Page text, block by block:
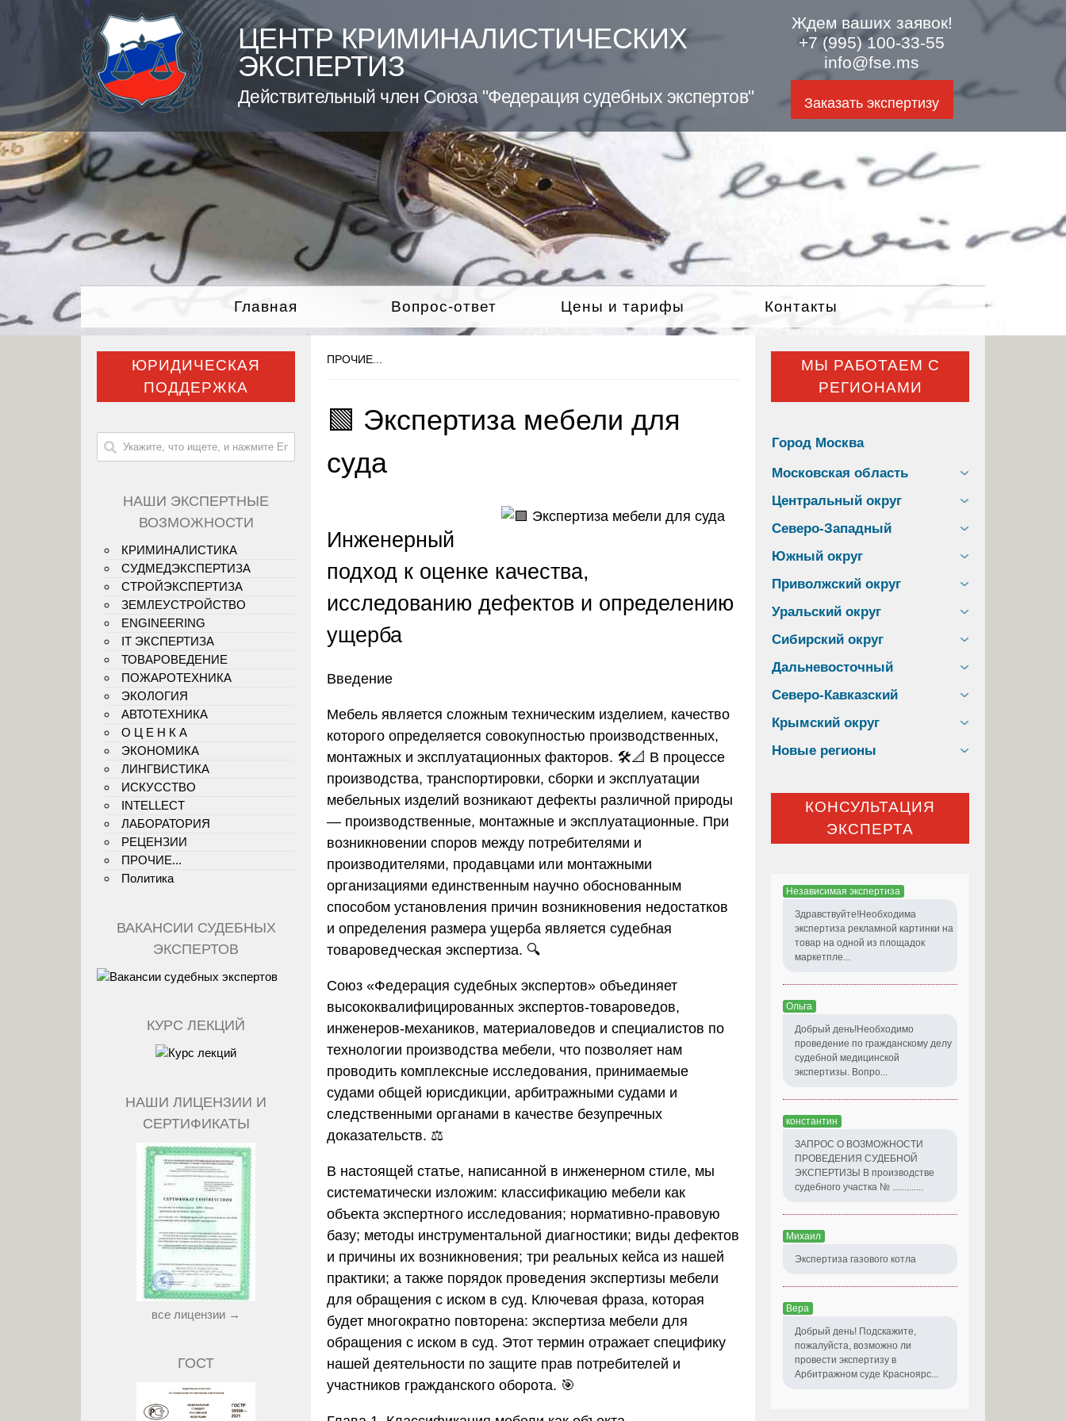
ЦЕНТР КРИМИНАЛИСТИЧЕСКИХ
ЭКСПЕРТИЗ
Действительный член Союза "Федерация судебных экспертов"
Ждем ваших заявок!
+7 (995) 100-33-55
info@fse.ms
Заказать экспертизу
Главная Вопрос-ответ Цены и тарифы Контакты
ПРОЧИЕ...
🟩 Экспертиза мебели для
суда
Инженерный
подход к оценке качества,
исследованию дефектов и определению
ущерба
Введение
Мебель является сложным техническим изделием, качество
которого определяется совокупностью производственных,
монтажных и эксплуатационных факторов. 🛠️📐 В процессе
производства, транспортировки, сборки и эксплуатации
мебельных изделий возникают дефекты различной природы
— производственные, монтажные и эксплуатационные. При
возникновении споров между потребителями и
производителями, продавцами или монтажными
организациями единственным научно обоснованным
способом установления причин возникновения недостатков
и определения размера ущерба является судебная
товароведческая экспертиза. 🔍
Союз «Федерация судебных экспертов» объединяет
высококвалифицированных экспертов-товароведов,
инженеров-механиков, материаловедов и специалистов по
технологии производства мебели, что позволяет нам
проводить комплексные исследования, принимаемые
судами общей юрисдикции, арбитражными судами и
следственными органами в качестве безупречных
доказательств. ⚖️
В настоящей статье, написанной в инженерном стиле, мы
систематически изложим: классификацию мебели как
объекта экспертного исследования; нормативно-правовую
базу; методы инструментальной диагностики; виды дефектов
и причины их возникновения; три реальных кейса из нашей
практики; а также порядок проведения экспертизы мебели
для обращения с иском в суд. Ключевая фраза, которая
будет многократно повторена: экспертиза мебели для
обращения с иском в суд. Этот термин отражает специфику
нашей деятельности по защите прав потребителей и
участников гражданского оборота. 🎯
ЮРИДИЧЕСКАЯ
ПОДДЕРЖКА
НАШИ ЭКСПЕРТНЫЕ
ВОЗМОЖНОСТИ
КРИМИНАЛИСТИКА
СУДМЕДЭКСПЕРТИЗА
СТРОЙЭКСПЕРТИЗА
ЗЕМЛЕУСТРОЙСТВО
ENGINEERING
IT ЭКСПЕРТИЗА
ТОВАРОВЕДЕНИЕ
ПОЖАРОТЕХНИКА
ЭКОЛОГИЯ
АВТОТЕХНИКА
О Ц Е Н К А
ЭКОНОМИКА
ЛИНГВИСТИКА
ИСКУССТВО
INTELLECT
ЛАБОРАТОРИЯ
РЕЦЕНЗИИ
ПРОЧИЕ...
Политика
ВАКАНСИИ СУДЕБНЫХ
ЭКСПЕРТОВ
КУРС ЛЕКЦИЙ
НАШИ ЛИЦЕНЗИИ И
СЕРТИФИКАТЫ
все лицензии →
ГОСТ
МЫ РАБОТАЕМ С
РЕГИОНАМИ
Город Москва
Московская область
Центральный округ
Северо-Западный
Южный округ
Приволжский округ
Уральский округ
Сибирский округ
Дальневосточный
Северо-Кавказский
Крымский округ
Новые регионы
КОНСУЛЬТАЦИЯ
ЭКСПЕРТА
Независимая экспертиза
Здравствуйте!Необходима
экспертиза рекламной картинки на
товар на одной из площадок
маркетпле...
Ольга
Добрый день!Необходимо
проведение по гражданскому делу
судебной медицинской
экспертизы. Вопро...
константин
ЗАПРОС О ВОЗМОЖНОСТИ
ПРОВЕДЕНИЯ СУДЕБНОЙ
ЭКСПЕРТИЗЫ В производстве
судебного участка № .............
Михаил
Экспертиза газового котла
Вера
Добрый день! Подскажите,
пожалуйста, возможно ли
провести экспертизу в
Арбитражном суде Красноярс...